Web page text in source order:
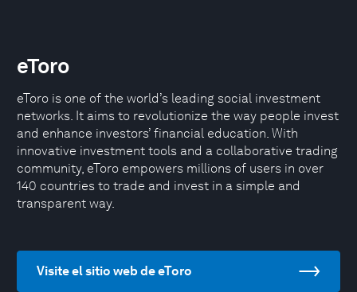
eToro
eToro is one of the world’s leading social investment
networks. It aims to revolutionize the way people invest
and enhance investors’ financial education. With
innovative investment tools and a collaborative trading
community, eToro empowers millions of users in over
140 countries to trade and invest in a simple and
transparent way.
Visite el sitio web de eToro